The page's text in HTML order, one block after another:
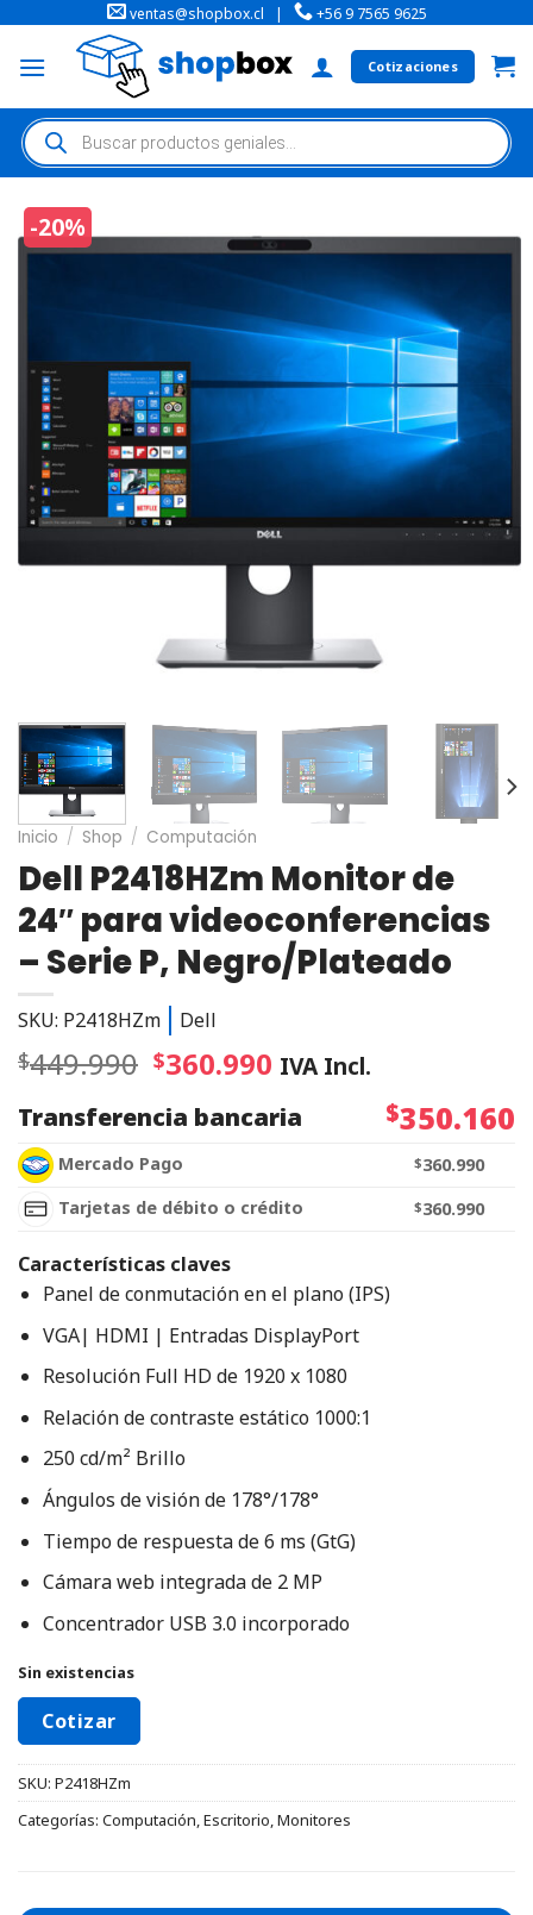
ventas@shopbox.cl | +56 9 7565 9625
Cotizaciones
-20%
Inicio / Shop / Computación
Dell P2418HZm Monitor de
24″ para videoconferencias
– Serie P, Negro/Plateado
SKU: P2418HZm Dell
$449.990 $360.990 IVA Incl.
Transferencia bancaria
$350.160
Mercado Pago $360.990
Tarjetas de débito o crédito
$360.990
Características claves
Panel de conmutación en el plano (IPS)
VGA| HDMI | Entradas DisplayPort
Resolución Full HD de 1920 x 1080
Relación de contraste estático 1000:1
250 cd/m² Brillo
Ángulos de visión de 178°/178°
Tiempo de respuesta de 6 ms (GtG)
Cámara web integrada de 2 MP
Concentrador USB 3.0 incorporado
Sin existencias
Cotizar
SKU: P2418HZm
Categorías: Computación,Escritorio,Monitores